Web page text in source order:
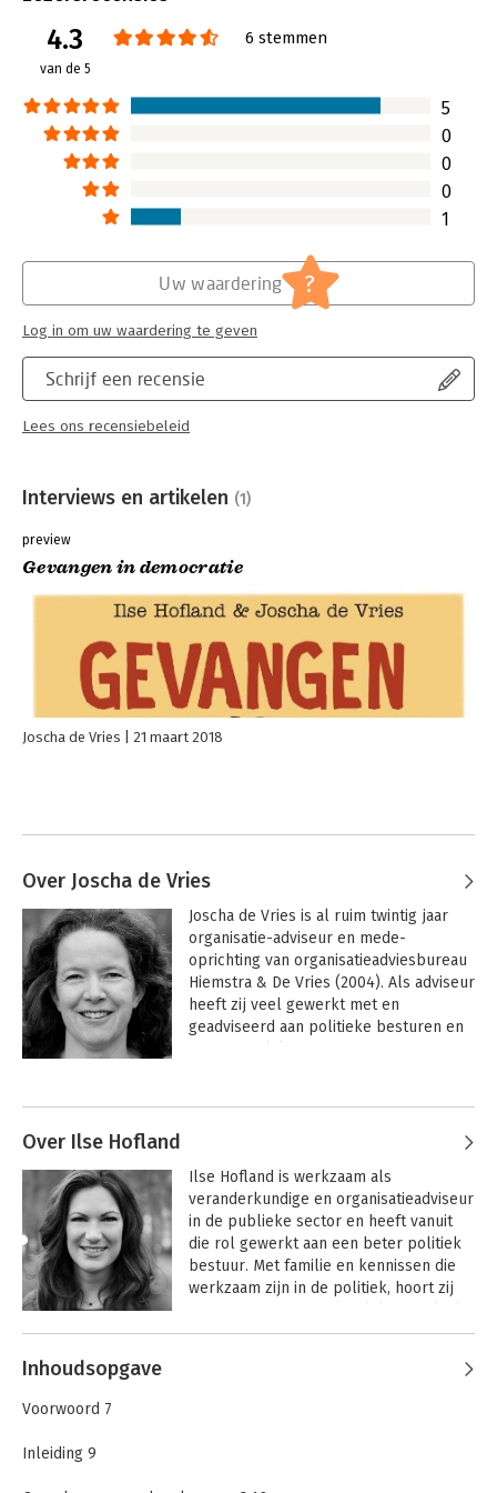
Verschijningsdatum:
26-2-2018
Hoofdrubriek:
Jongbloed:
Bestuurskunde
4.3
van de 5
6 stemmen
5
0
0
0
1
Schrijf een recensie
Lees ons recensiebeleid
Uw waardering ?
Log in om uw waardering te geven
Interviews en artikelen (1)
preview
Gevangen in democratie
Joscha de Vries 21 maart 2018
Over Joscha de Vries
Joscha de Vries is al ruim twintig jaar
organisatie-adviseur en mede-
oprichting van organisatieadviesbureau
Hiemstra & De Vries (2004). Als adviseur
heeft zij veel gewerkt met en
geadviseerd aan politieke besturen en
Over Ilse Hofland
Ilse Hofland is werkzaam als
veranderkundige en organisatieadviseur
in de publieke sector en heeft vanuit
die rol gewerkt aan een beter politiek
bestuur. Met familie en kennissen die
werkzaam zijn in de politiek, hoort zij
hoe het politiek bestuurlijk systeem
Inhoudsopgave
Voorwoord 7
Inleiding 9